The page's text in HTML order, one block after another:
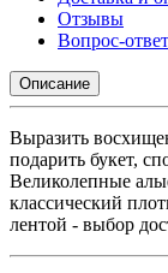
Отзывы
Вопрос-ответ
Описание
Выразить
подарить букет,
Великолепные
классический
лентой - выбор